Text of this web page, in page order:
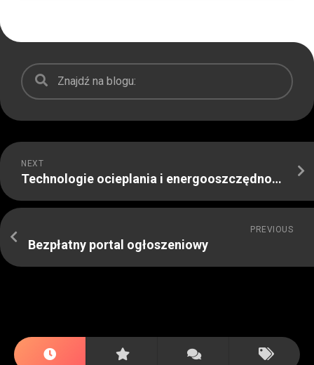
NEXT
Technologie ocieplania i energooszczędności – inteligentne domy wzorem do naśladowania
PREVIOUS
Bezpłatny portal ogłoszeniowy